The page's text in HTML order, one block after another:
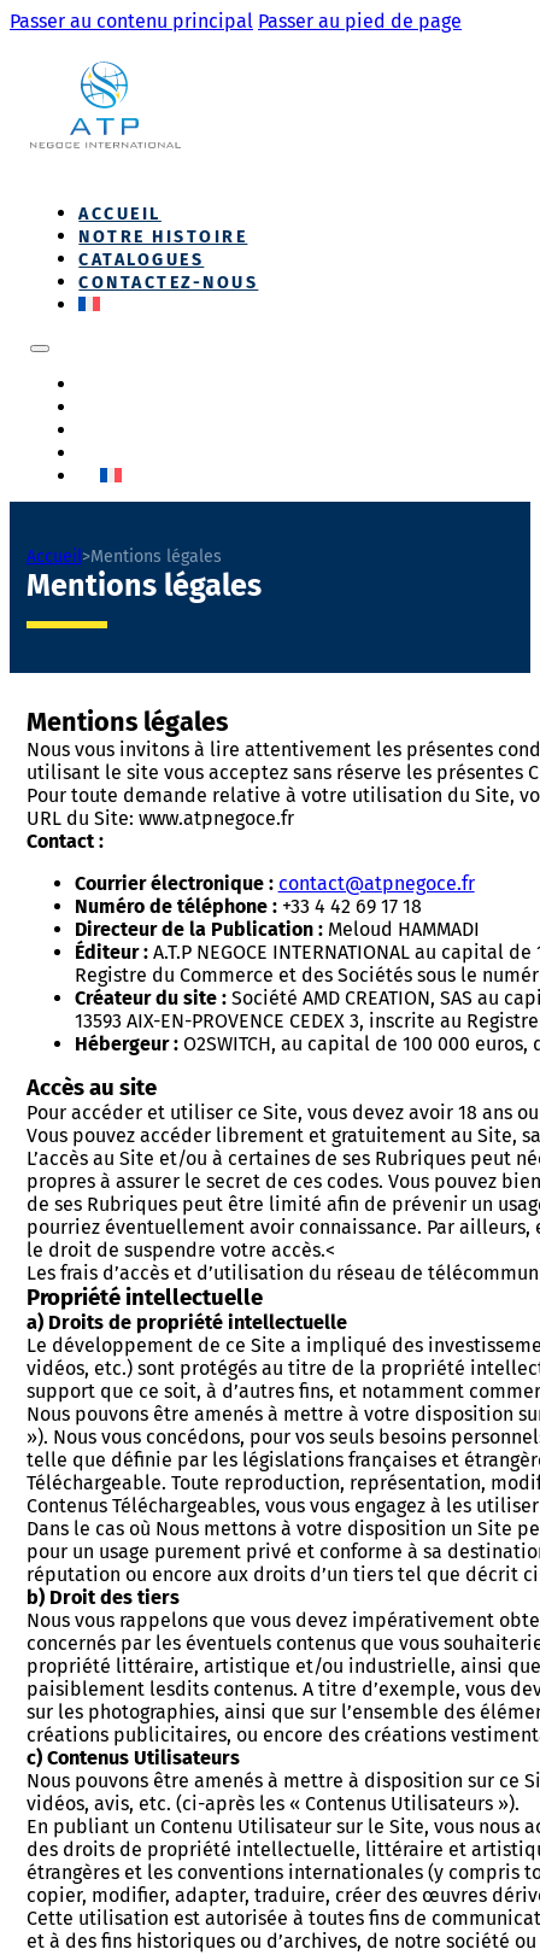
Passer au contenu principal Passer au pied de page
ACCUEIL
NOTRE HISTOIRE
CATALOGUES
CONTACTEZ-NOUS
Accueil>Mentions légales
Mentions légales
Mentions légales
Nous vous invitons à lire attentivement les présentes
utilisant le site vous acceptez sans réserve les présentes
Pour toute demande relative à votre utilisation du Site,
URL du Site: www.atpnegoce.fr
Contact :
Courrier électronique : contact@atpnegoce.fr
Numéro de téléphone : +33 4 42 69 17 18
Directeur de la Publication : Meloud HAMMADI
Éditeur :A.T.P NEGOCE INTERNATIONAL au capital
Registre du Commerce et des Sociétés sous le
Créateur du site :Société AMD CREATION, SAS au
13593 AIX-EN-PROVENCE CEDEX 3, inscrite au
Hébergeur :O2SWITCH, au capital de 100 000
Accès au site
Pour accéder et utiliser ce Site, vous devez avoir 18 ans
Vous pouvez accéder librement et gratuitement au Site,
L’accès au Site et/ou à certaines de ses Rubriques peut
propres à assurer le secret de ces codes. Vous pouvez
de ses Rubriques peut être limité afin de prévenir un
pourriez éventuellement avoir connaissance. Par
le droit de suspendre votre accès.<
Les frais d’accès et d’utilisation du réseau de
Propriété intellectuelle
a) Droits de propriété intellectuelle
Le développement de ce Site a impliqué des
vidéos, etc.) sont protégés au titre de la propriété
support que ce soit, à d’autres fins, et notamment
Nous pouvons être amenés à mettre à votre disposition
»). Nous vous concédons, pour vos seuls besoins
telle que définie par les législations françaises et
Téléchargeable. Toute reproduction, représentation,
Contenus Téléchargeables, vous vous engagez à les
Dans le cas où Nous mettons à votre disposition un Site
pour un usage purement privé et conforme à sa
réputation ou encore aux droits d’un tiers tel que décrit
b) Droit des tiers
Nous vous rappelons que vous devez impérativement
concernés par les éventuels contenus que vous
propriété littéraire, artistique et/ou industrielle, ainsi
paisiblement lesdits contenus. A titre d’exemple, vous
sur les photographies, ainsi que sur l’ensemble des
créations publicitaires, ou encore des créations
c) Contenus Utilisateurs
Nous pouvons être amenés à mettre à disposition sur ce
vidéos, avis, etc. (ci-après les « Contenus Utilisateurs »).
En publiant un Contenu Utilisateur sur le Site, vous
des droits de propriété intellectuelle, littéraire et
étrangères et les conventions internationales (y
copier, modifier, adapter, traduire, créer des œuvres
Cette utilisation est autorisée à toutes fins de
et à des fins historiques ou d’archives, de notre société